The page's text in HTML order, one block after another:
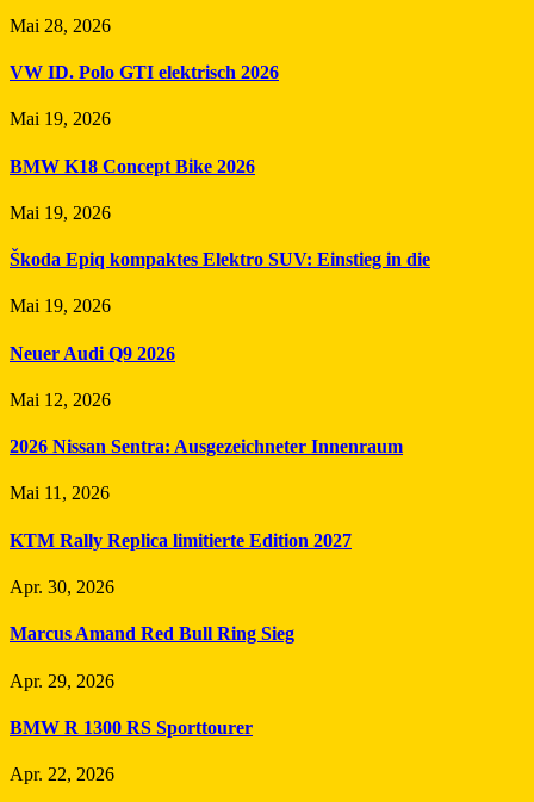
Mai 28, 2026
VW ID. Polo GTI elektrisch 2026
Mai 19, 2026
BMW K18 Concept Bike 2026
Mai 19, 2026
Škoda Epiq kompaktes Elektro SUV: Einstieg in die
Mai 19, 2026
Neuer Audi Q9 2026
Mai 12, 2026
2026 Nissan Sentra: Ausgezeichneter Innenraum
Mai 11, 2026
KTM Rally Replica limitierte Edition 2027
Apr. 30, 2026
Marcus Amand Red Bull Ring Sieg
Apr. 29, 2026
BMW R 1300 RS Sporttourer
Apr. 22, 2026